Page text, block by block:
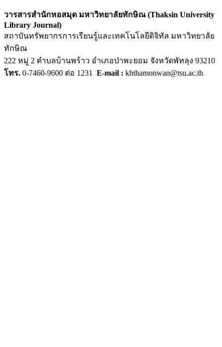
วารสารสำนักหอสมุด มหาวิทยาลัยทักษิณ (Thaksin University
Library Journal)
สถาบันทรัพยากรการเรียนรู้และเทคโนโลยีดิจิทัล มหาวิทยาลัย
ทักษิณ
222 หมู่ 2 ตำบลบ้านพร้าว อำเภอป่าพะยอม จังหวัดพัทลุง 93210
โทร. 0-7460-9600 ต่อ 1231 E-mail : khthamonwan@tsu.ac.th